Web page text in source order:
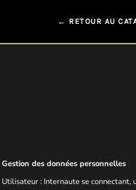
← RETOUR AU
Gestion des données personnelles
Utilisateur : Internaute se connectant,